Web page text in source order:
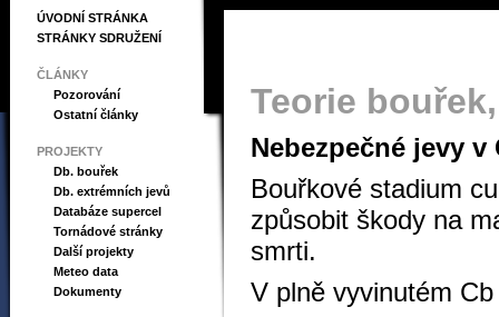
ÚVODNÍ STRÁNKA
STRÁNKY SDRUŽENÍ
ČLÁNKY
Pozorování
Ostatní články
PROJEKTY
Db. bouřek
Db. extrémních jevů
Databáze supercel
Tornádové stránky
Další projekty
Meteo data
Dokumenty
Teorie
Nebezpečné jevy v
Bouřkové stadium
způsobit škody na
smrti.
V plně vyvinutém